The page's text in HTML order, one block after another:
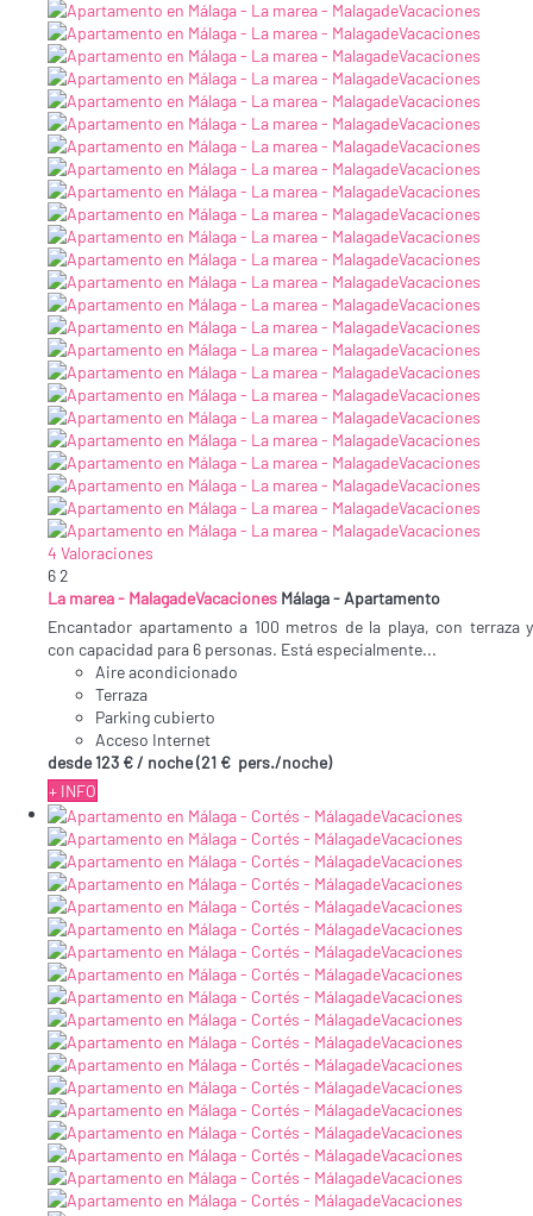
4 Valoraciones
62
La marea - MalagadeVacaciones Málaga -Apartamento
Encantador apartamento a 100 metros de la playa, con terraza y
con capacidad para 6 personas. Está especialmente...
Aire acondicionado
Terraza
Parking cubierto
Acceso Internet
desde 123 €/ noche(21 € pers./noche)
+ INFO